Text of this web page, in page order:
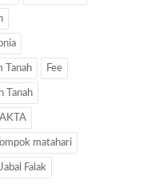
Tanah Fee
Tanah
AKTA
Tompok matahari
Falak